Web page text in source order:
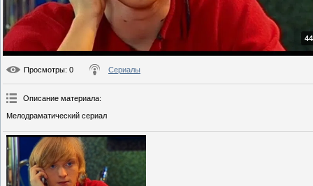
Просмотры: 0 Сериалы
Описание материала:
Мелодраматический сериал